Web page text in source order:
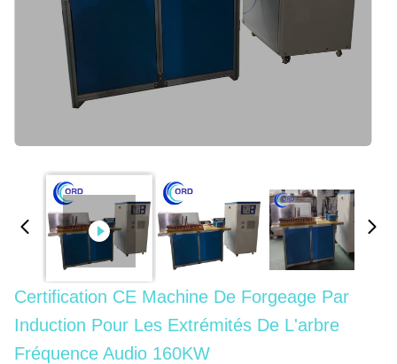
Certification CE Machine De Forgeage Par
Induction Pour Les Extrémités De L'arbre
Fréquence Audio 160KW